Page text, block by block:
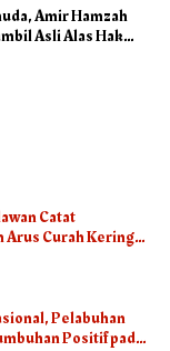
Amir Hamzah
Asli Alas Hak
Catat
Curah Kering
Pelabuhan
Positif pada